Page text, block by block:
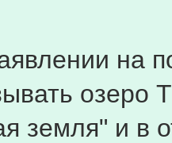
на
озеро
земля" и в